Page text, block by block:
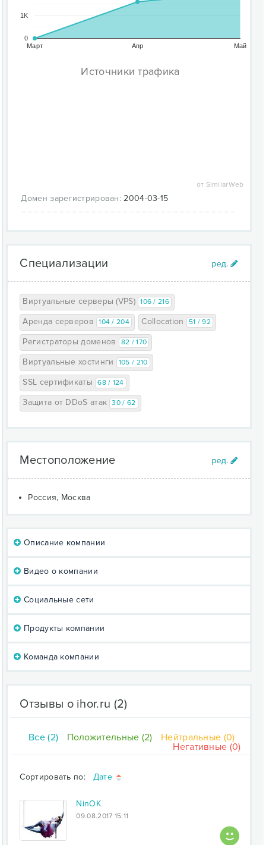
Март Апр Май
0
1K
Источники трафика
от SimilarWeb
Домен зарегистрирован: 2004-03-15
Специализации
Виртуальные серверы (VPS) 106 / 216
Аренда серверов 104 / 204 Collocation 51 / 92
Регистраторы доменов 82 / 170
Виртуальные хостинги 105 / 210
SSL сертификаты 68 / 124
Защита от DDoS атак 30 / 62
Местоположение
Россия, Москва
Описание компании
Видео о компании
Социальные сети
Продукты компании
Команда компании
Отзывы о ihor.ru (2)
Все (2) Положительные (2)
Нейтральные (0)
Негативные (0)
Сортировать по: Дате
NinOK
09.08.2017 15:11